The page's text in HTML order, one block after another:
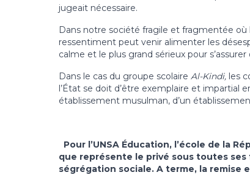
jugeait nécessaire.
Dans notre société fragile et fragmentée
ressentiment peut venir alimenter les
calme et le plus grand sérieux pour
Dans le cas du groupe scolaire Al-Kindi, les
l’État se doit d’être exemplaire et impartial
établissement musulman, d’un
Pour l’UNSA Éducation, l’école de la
que représente le privé sous toutes
ségrégation sociale. A terme, la remise